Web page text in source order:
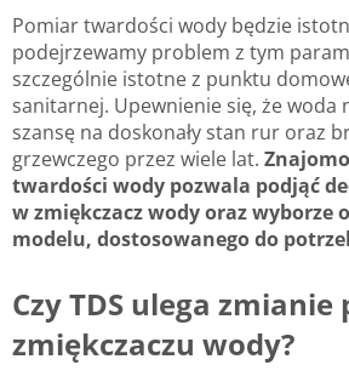
Pomiar twardości wody będzie
podejrzewamy problem z tym
szczególnie istotne z punktu
sanitarnej. Upewnienie się, że woda
szansę na doskonały stan rur oraz
grzewczego przez wiele lat.
twardości wody pozwala podjąć
w zmiękczacz wody oraz wyborze
modelu, dostosowanego do
Czy TDS ulega zmianie
zmiękczaczu wody?